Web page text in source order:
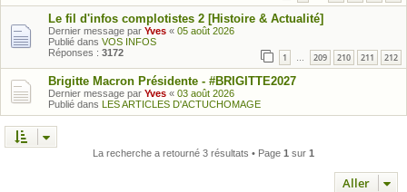
Le fil d'infos complotistes 2 [Histoire & Actualité]
Dernier message par Yves « 05 août 2026
Publié dans VOS INFOS
Réponses : 3172 1 209 210 211 212
Brigitte Macron Présidente - #BRIGITTE2027
Dernier message par Yves « 03 août 2026
Publié dans LES ARTICLES D'ACTUCHOMAGE
La recherche a retourné 3 résultats • Page 1 sur 1
Aller